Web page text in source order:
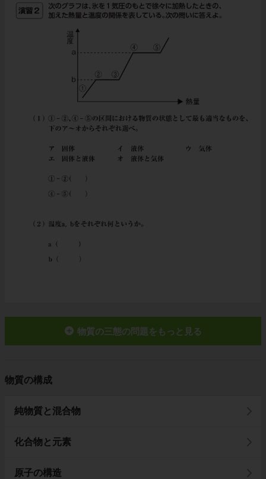
物質の三態の問題をもっと見る
物質の構成
純物質と混合物
化合物と元素
原子の構造